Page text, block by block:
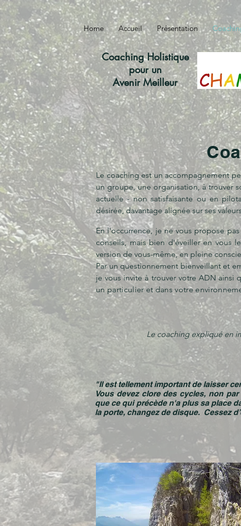
Home Accueil Présentation
Coaching Holistique
pour un
Avenir Meilleur
Le coaching est un accompagnement
un groupe, une organisation, à trouver
actuelle - non satisfaisante ou en
désirée, davantage alignée sur ses
En l'occurrence, je ne vous propose
conseils, mais bien d'éveiller en vous
version de vous-même, en pleine
Par un questionnement bienveillant et
je vous invite à trouver votre ADN ainsi
un particulier et dans votre
Le coaching expliqué en
"Il est tellement important de laisser
Vous devez clore des cycles, non
que ce qui précède n'a plus sa place
la porte, changez de disque. Cessez